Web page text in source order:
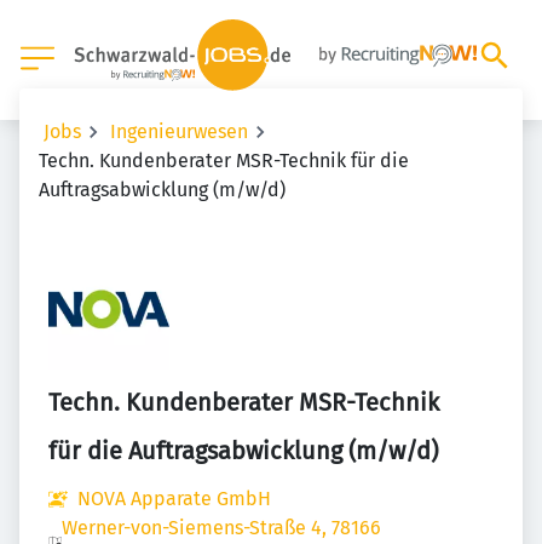
Jobs
Ingenieurwesen
Techn. Kundenberater MSR-Technik für die
Auftragsabwicklung (m/w/d)
Techn. Kundenberater MSR-Technik
für die Auftragsabwicklung (m/w/d)
NOVA Apparate GmbH
Werner-von-Siemens-Straße 4, 78166